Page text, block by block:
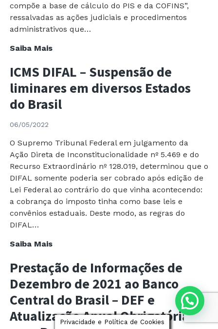
compõe a base de cálculo do PIS e da COFINS”,
ressalvadas as ações judiciais e procedimentos
administrativos que…
Saiba MaisExclusão
ICMS
base
de
PIS
e
da
COFINS:
novas
teses
ICMS DIFAL – Suspensão de
liminares em diversos Estados
do Brasil
06/05/2022
O Supremo Tribunal Federal em julgamento da
Ação Direta de Inconstitucionalidade nº 5.469 e do
Recurso Extraordinário nº 128.019, determinou que o
DIFAL somente poderia ser cobrado após edição de
Lei Federal ao contrário do que vinha acontecendo:
a cobrança do imposto tinha como base leis e
convênios estaduais. Deste modo, as regras do
DIFAL…
Saiba MaisICMS
–
Suspensão
de
liminares
em
diversos
Prestação de Informações de
Dezembro de 2021 ao Banco
Central do Brasil – DEF e
Atualização Anual Obrigatórias
Privacidade e Política de Cookies